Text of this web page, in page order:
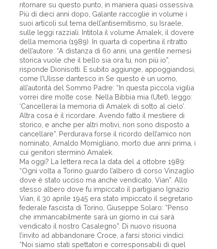
ritornare su questo punto, in maniera quasi ossessiva.
Più di dieci anni dopo, Galante raccoglie in volume i
suoi articoli sul tema dell’antisemitismo, su Israele,
sulle leggi razziali. Intitola il volume Amalek, il dovere
della memoria (1989). In quarta di copertina il ritratto
dell’autore: “A distanza di 60 anni, una gentile nemesi
storica vuole che il bello sia ora tu, non più io”,
risponde Dionisotti. E subito aggiunge, appoggiandosi,
come l’Ulisse dantesco in Se questo è un uomo,
all’autorità del Sommo Padre: “In questa piccola vigilia
vorrei dire molte cose. Nella Bibbia mia (Utet), leggo:
‘Cancellerai la memoria di Amalek di sotto al cielo’.
Altra cosa è il ricordare. Avendo fatto il mestiere di
storico, e anche per altri motivi, non sono disposto a
cancellare”. Perdurava forse il ricordo dell’amico non
nominato, Arnaldo Momigliano, morto due anni prima, i
cui genitori sterminò Amalek.
Ma oggi? La lettera reca la data del 4 ottobre 1989:
“Ogni volta a Torino guardo l’albero di corso Vinzaglio
dove è stato ucciso ma anche vendicato, Vian”. Allo
stesso albero dove fu impiccato il partigiano Ignazio
Vian, il 30 aprile 1945 era stato impiccato il segretario
federale fascista di Torino, Giuseppe Solaro: “Penso
che immancabilmente sarà un giorno in cui sarà
vendicato il nostro Casalegno”. Di nuovo risuona
l’invito ad abbandonare Croce, a farsi storici vindici:
“Noi siamo stati spettatori e corresponsabili di quel